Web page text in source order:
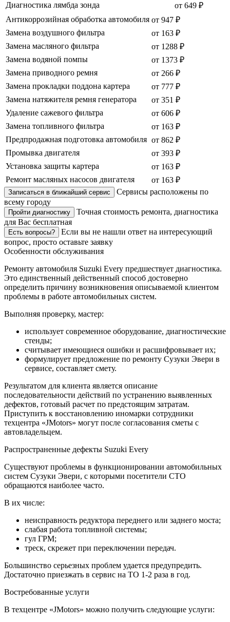
Диагностика лямбда зонда
от 649 ₽
Антикоррозийная обработка автомобиля от 947 ₽
Замена воздушного фильтра
от 163 ₽
Замена масляного фильтра
от 1288 ₽
Замена водяной помпы
от 1373 ₽
Замена приводного ремня
от 266 ₽
Замена прокладки поддона картера
от 777 ₽
Замена натяжителя ремня генератора
от 351 ₽
Удаление сажевого фильтра
от 606 ₽
Замена топливного фильтра
от 163 ₽
Предпродажная подготовка автомобиля от 862 ₽
Промывка двигателя
от 393 ₽
Установка защиты картера
от 163 ₽
Ремонт масляных насосов двигателя
от 163 ₽
Записаться в ближайший сервис
Сервисы расположены по
всему городу
Пройти диагностику
Точная стоимость ремонта, диагностика
для Вас бесплатная
Есть вопросы?
Если вы не нашли ответ на интересующий
вопрос, просто оставьте заявку
Особенности обслуживания
Ремонту автомобиля Suzuki Every предшествует диагностика.
Это единственный действенный способ достоверно
определить причину возникновения описываемой клиентом
проблемы в работе автомобильных систем.
Выполняя проверку, мастер:
использует современное оборудование, диагностические
стенды;
считывает имеющиеся ошибки и расшифровывает их;
формулирует предложение по ремонту Сузуки Эвери в
сервисе, составляет смету.
Результатом для клиента является описание
последовательности действий по устранению выявленных
дефектов, готовый расчет по предстоящим затратам.
Приступить к восстановлению иномарки сотрудники
техцентра «JMotors» могут после согласования сметы с
автовладельцем.
Распространенные дефекты Suzuki Every
Существуют проблемы в функционировании автомобильных
систем Сузуки Эвери, с которыми посетители СТО
обращаются наиболее часто.
В их числе:
неисправность редуктора переднего или заднего моста;
слабая работа топливной системы;
гул ГРМ;
треск, скрежет при переключении передач.
Большинство серьезных проблем удается предупредить.
Достаточно приезжать в сервис на ТО 1-2 раза в год.
Востребованные услуги
В техцентре «JMotors» можно получить следующие услуги: